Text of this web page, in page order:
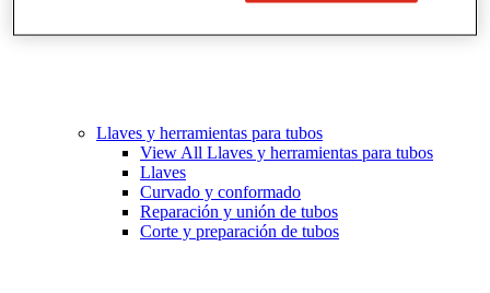
Llaves y herramientas para tubos
View All Llaves y herramientas para tubos
Llaves
Curvado y conformado
Reparación y unión de tubos
Corte y preparación de tubos